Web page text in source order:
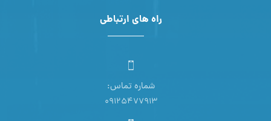
راه های ارتباطی
شماره تماس:
09125477913